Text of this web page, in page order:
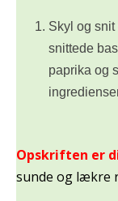
Skyl og
snittede
paprika og
Opskriften er
sunde og lækre